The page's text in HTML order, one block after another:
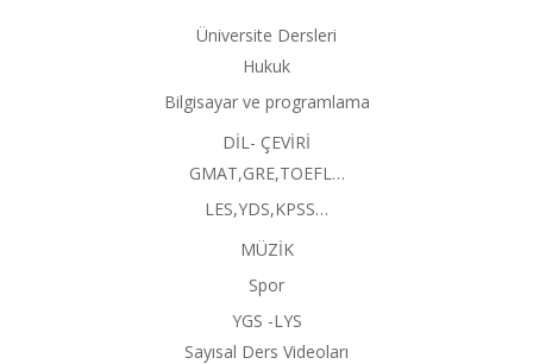
Üniversite Dersleri
Hukuk
Bilgisayar ve programlama
DİL- ÇEVİRİ
GMAT,GRE,TOEFL…
LES,YDS,KPSS…
MÜZİK
Spor
YGS -LYS
Sayısal Ders Videoları